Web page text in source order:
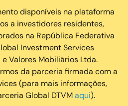
disponíveis na plataforma
a investidores residentes,
na República Federativa
Investment Services
Valores Mobiliários Ltda.
da parceria firmada com a
(para mais informações,
Global DTVMaqui).